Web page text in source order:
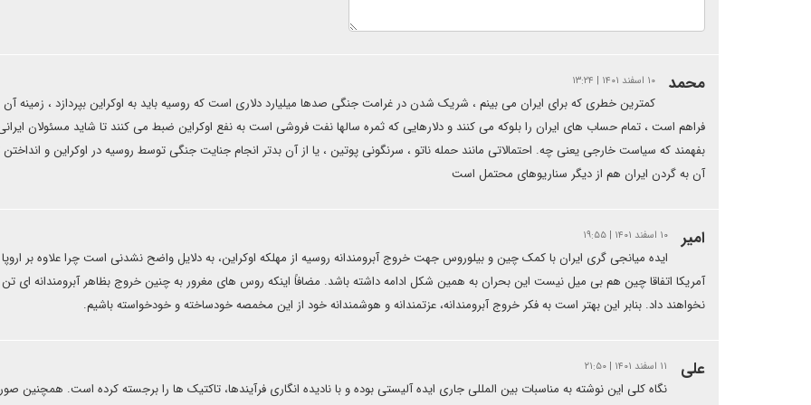
محمد ۱۰ اسفند ۱۴۰۱ | ۱۳:۲۴
کمترین خطری که برای ایران می بینم ، شریک شدن در غرامت جنگی صدها میلیارد دلاری است که روسیه باید به اوکراین بپردازد ، زمینه
فراهم است ، تمام حساب های ایران را بلوکه می کنند و دلارهایی که ثمره سالها نفت فروشی است به نفع اوکراین ضبط می کنند تا شاید مسئولان
بفهمند که سیاست خارجی یعنی چه. احتمالاتی مانند حمله ناتو ، سرنگونی پوتین ، یا از آن بدتر انجام جنایت جنگی توسط روسیه در اوکراین و انداختن
آن به گردن ایران هم از دیگر سناریوهای محتمل است
امیر ۱۰ اسفند ۱۴۰۱ | ۱۹:۵۵
ایده میانجی گری ایران با کمک چین و بیلوروس جهت خروج آبرومندانه روسیه از مهلکه اوکراین، به دلایل واضح نشدنی است چرا علاوه بر
آمریکا اتفاقا چین هم بی میل نیست این بحران به همین شکل ادامه داشته باشد. مضافاً اینکه روس های مغرور به چنین خروج بظاهر آبرومندانه ای تن
نخواهند داد. بنابر این بهتر است به فکر خروج آبرومندانه، عزتمندانه و هوشمندانه خود از این مخمصه خودساخته و خودخواسته باشیم.
علی ۱۱ اسفند ۱۴۰۱ | ۲۱:۵۰
نگاه کلی این نوشته به مناسبات بین المللی جاری ایده آلیستی بوده و با نادیده انگاری فرآیندها، تاکتیک ها را برجسته کرده است. همچنین